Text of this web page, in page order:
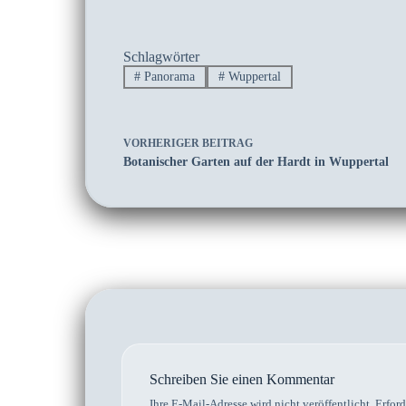
Schlagwörter
# Panorama # Wuppertal
VORHERIGER BEITRAG
Botanischer Garten auf der Hardt in Wuppertal
Schreiben Sie einen Kommentar